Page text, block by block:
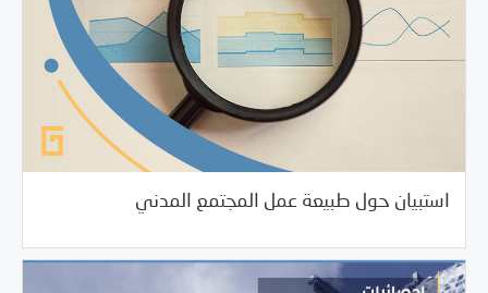
استبيان حول طبيعة عمل المجتمع المدني